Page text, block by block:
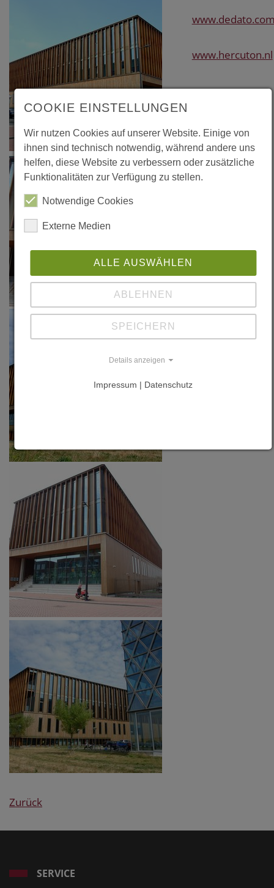
Zurück
www.hercuton.nl
SERVICE
COOKIE EINSTELLUNGEN
Wir nutzen Cookies auf unserer Website. Einige von
ihnen sind technisch notwendig, während andere uns
helfen, diese Website zu verbessern oder zusätzliche
Funktionalitäten zur Verfügung zu stellen.
Notwendige Cookies
Externe Medien
ALLE AUSWÄHLEN
ABLEHNEN
SPEICHERN
Details anzeigen
Impressum | Datenschutz